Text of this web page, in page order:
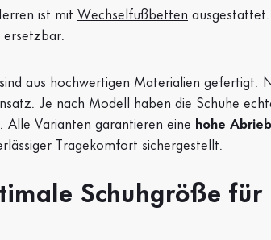
ist mit Wechselfußbetten
aus hochwertigen Materialien gefertigt.
Je nach Modell haben die Schuhe
Alle Varianten garantieren eine hohe
Tragekomfort sichergestellt.
Schuhgröße für